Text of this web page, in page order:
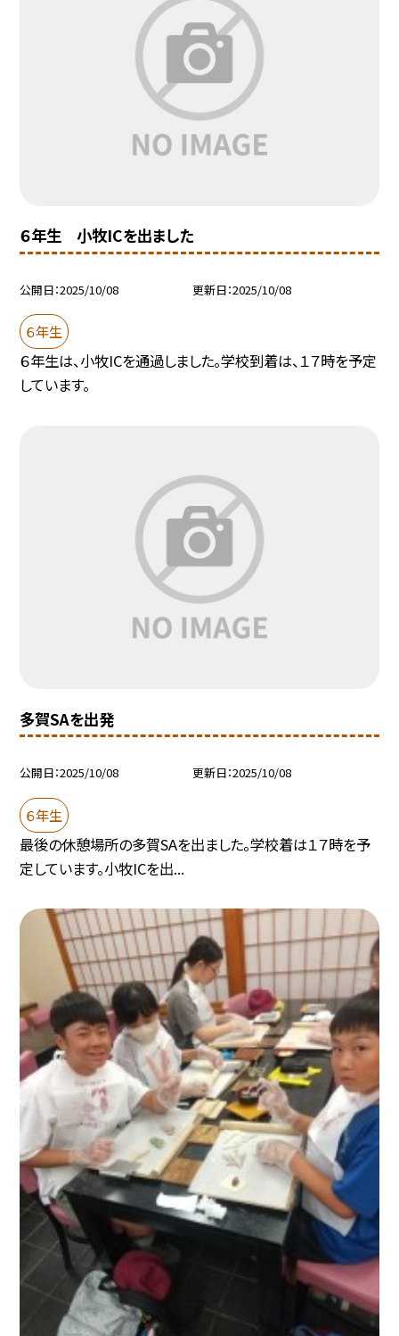
６年生 小牧ICを出ました
公開日 2025/10/08 更新日 2025/10/08
６年生
６年生は、小牧ICを通過しました。学校到着は、１７時を予定
しています。
多賀SAを出発
公開日 2025/10/08 更新日 2025/10/08
６年生
最後の休憩場所の多賀SAを出ました。学校着は１７時を予
定しています。小牧ICを出...